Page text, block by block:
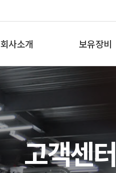
회사소개
인사말
보유장비
고객센터